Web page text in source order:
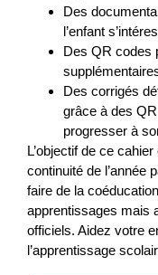
Des
l’enfant
Des QR codes
Des corrigés
grâce à des
progresser à
L’objectif de ce
continuité de l’année
faire de la
apprentissages mais
officiels. Aidez votre
l’apprentissage